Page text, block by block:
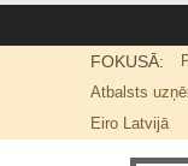
FOKUSĀ:
Atbalsts
Eiro Latvijā